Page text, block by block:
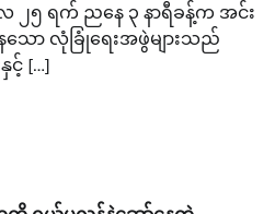
၂၅ ရက် ညနေ ၃ နာရီခန့်က အင်း
သော လုံခြုံရေးအဖွဲများသည်
င့် […]